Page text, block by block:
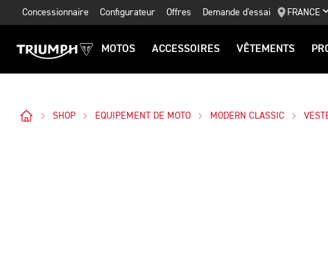
Concessionnaire Configurateur Offres Demande d'essai FRANCE
MOTOS ACCESSOIRES VÊTEMENTS
SHOP EQUIPEMENT DE MOTO MODERN CLASSIC